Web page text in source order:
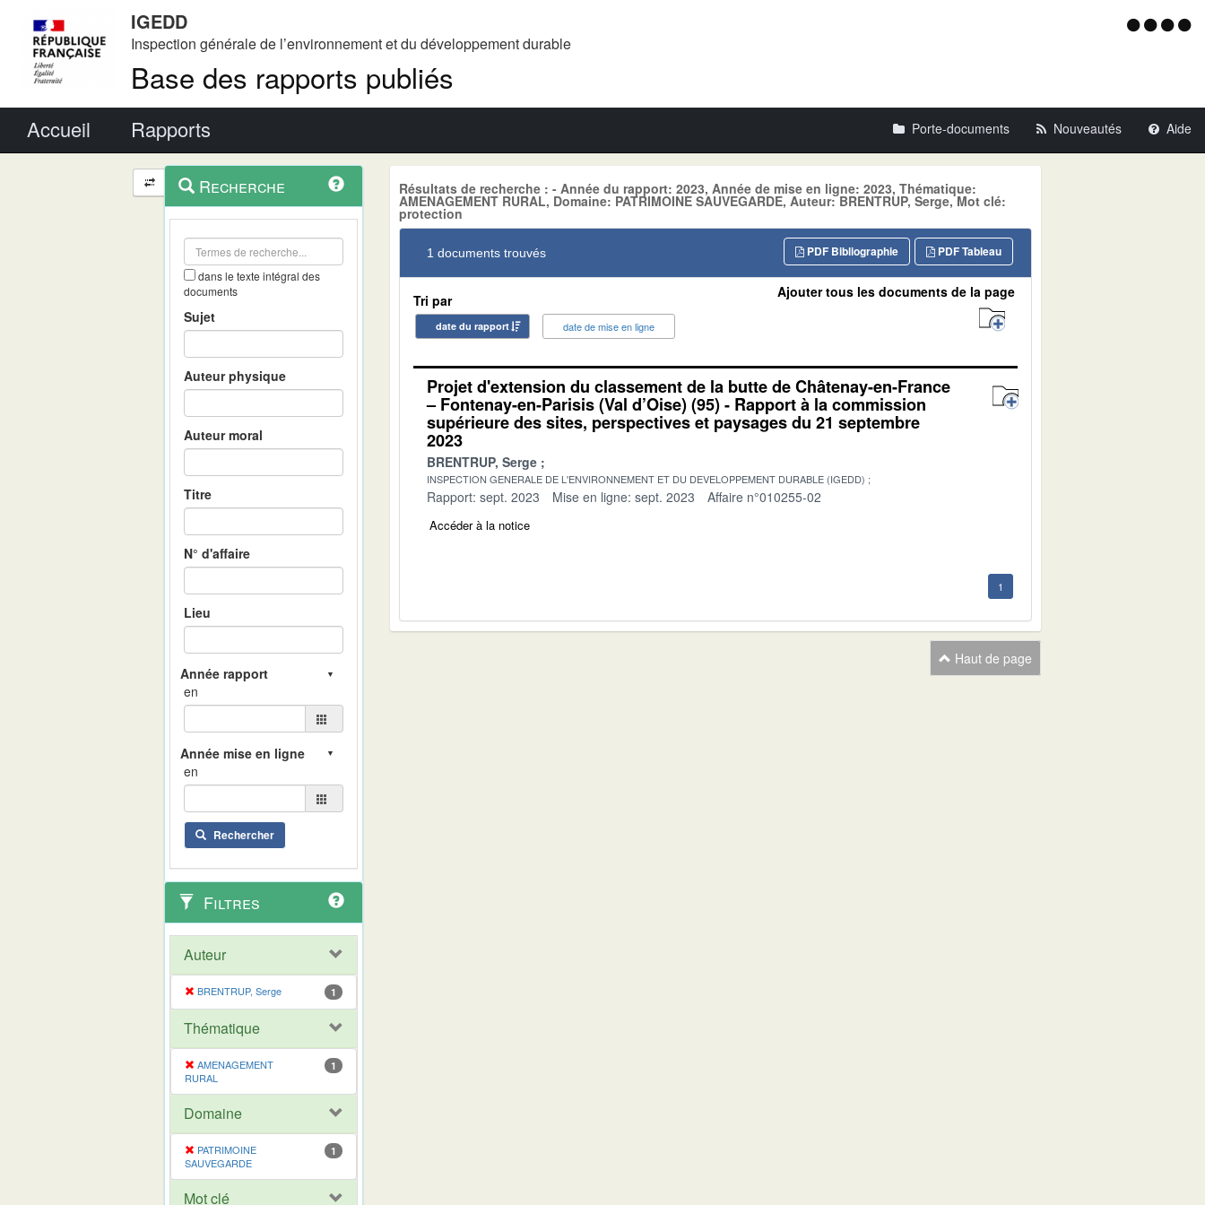
IGEDD
Inspection générale de l’environnement et du développement durable
Base des rapports publiés
Menu
Accueil Rapports Porte-documents Nouveautés Aide
Navigation
et
outils
contextuel
Recherche
dans le texte intégral des
documents
Sujet
Auteur physique
Auteur moral
Titre
N° d'affaire
Lieu
en
en
Rechercher
Filtres
Auteur
BRENTRUP, Serge 1
Thématique
AMENAGEMENT
RURAL
1
Domaine
PATRIMOINE
SAUVEGARDE
1
Mot clé
Résultats de recherche : - Année du rapport: 2023, Année de mise en ligne: 2023, Thématique:
AMENAGEMENT RURAL, Domaine: PATRIMOINE SAUVEGARDE, Auteur: BRENTRUP, Serge, Mot clé:
protection
1 documents trouvés PDF Tableau
PDF Bibliographie
Tri par
date du rapport date de mise en ligne
Ajouter tous les documents de la page
Projet d'extension du classement de la butte de Châtenay-en-France
– Fontenay-en-Parisis (Val d’Oise) (95) - Rapport à la commission
supérieure des sites, perspectives et paysages du 21 septembre
2023
BRENTRUP, Serge
INSPECTION GENERALE DE L'ENVIRONNEMENT ET DU DEVELOPPEMENT DURABLE (IGEDD)
Rapport: sept. 2023 Mise en ligne: sept. 2023 Affaire n°010255-02
Accéder à la notice
1
Haut de page